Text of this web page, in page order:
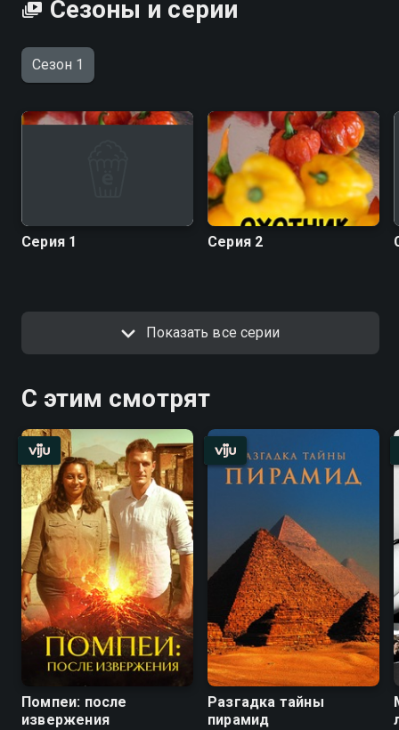
Сезоны и серии
Сезон 1
Серия 1 Серия 2
Показать все серии
С этим смотрят
Помпеи: после
извержения
Разгадка тайны
пирамид